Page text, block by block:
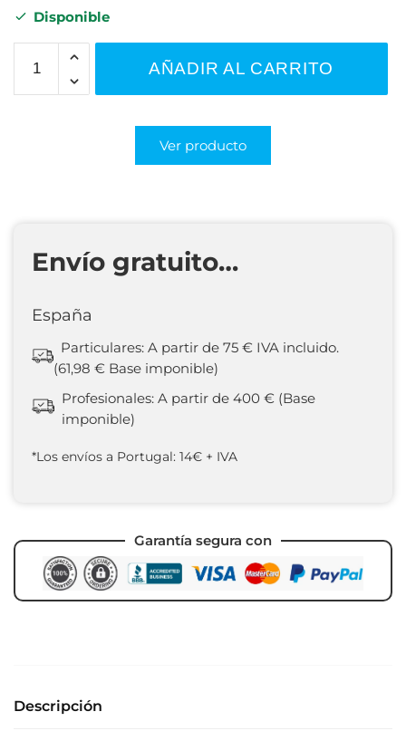
Disponible
AÑADIR AL CARRITO
Ver producto
Envío gratuito…
España
Particulares: A partir de 75 € IVA incluido.
(61,98 € Base imponible)
Profesionales: A partir de 400 € (Base
imponible)
*Los envíos a Portugal: 14€ + IVA
Garantía segura con
Descripción